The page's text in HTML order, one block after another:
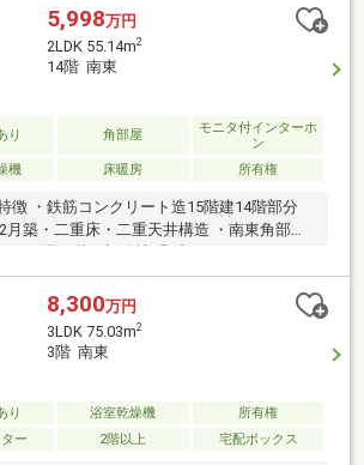
窓・収納付▼設備・LDに床暖房・食洗機・デ
ザー・浄水器・浴室乾燥機・複層ガラス・ラ
・宅配ボックス▼周辺環境・まいばすけっ
丁目店 徒歩4分(約300m)※サービスバルコニ
は室外機置場です■ ご希望の住まい探しを
します ━━━━━・・・物件の詳細・ご相談
5,998万円
2LDK 55.14m2
14階 南東
り 角部屋
モニタ付インターホ
ン
機
床暖房 所有権
徴 ・鉄筋コンクリート造15階建14階部分
月築・二重床・二重天井構造 ・南東角部屋
ス工業（株）旧分譲「プレミスト」シリー
ックス ・サブエントランスホール（ワーキ
ース）▼住戸の設備・ガス温水式床暖房・デ
ザー・食器洗い乾燥機・キッチンマグネット
ートバスリモコン・節水トイレ・複層ガラ
モニター付インターホン・防犯サムターン
・千代田線直通 常磐緩行線「金町」徒歩
電鉄金町線「金町」徒歩9分
8,300万円
3LDK 75.03m2
3階 南東
り 浴室乾燥機
所有権
ー
2階以上 宅配ボックス